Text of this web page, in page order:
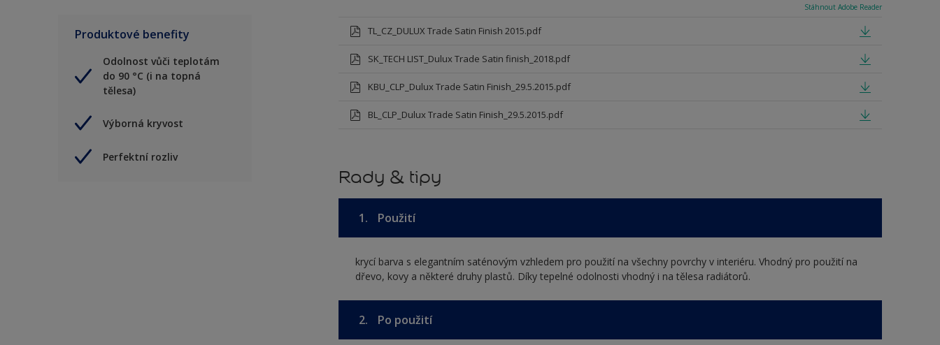
Produktové benefity
Odolnost vůči teplotám
do 90 °C (i na topná
tělesa)
Výborná kryvost
Perfektní rozliv
Stáhnout Adobe Reader
TL_CZ_DULUX Trade Satin Finish 2015.pdf
SK_TECH LIST_Dulux Trade Satin finish_2018.pdf
KBU_CLP_Dulux Trade Satin Finish_29.5.2015.pdf
BL_CLP_Dulux Trade Satin Finish_29.5.2015.pdf
Rady & tipy
1. Použití
krycí barva s elegantním saténovým vzhledem pro použití na všechny povrchy v interiéru. Vhodný pro použití na
dřevo, kovy a některé druhy plastů. Díky tepelné odolnosti vhodný i na tělesa radiátorů.
2. Po použití